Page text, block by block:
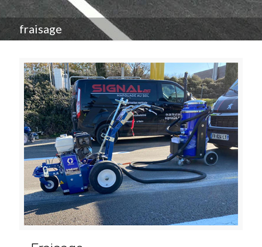
fraisage